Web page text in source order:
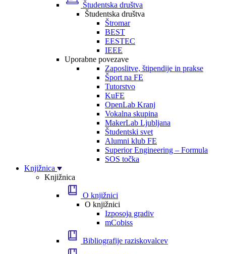
Študentska društva
Študentska društva
Štromar
BEST
EESTEC
IEEE
Uporabne povezave
Zaposlitve, štipendije in prakse
Šport na FE
Tutorstvo
KuFE
OpenLab Kranj
Vokalna skupina
MakerLab Ljubljana
Študentski svet
Alumni klub FE
Superior Engineering – Formula
SOS točka
Knjižnica
Knjižnica
O knjižnici
O knjižnici
Izposoja gradiv
mCobiss
Bibliografije raziskovalcev